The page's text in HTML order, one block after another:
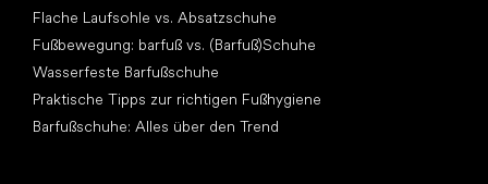
Flache Laufsohle vs. Absatzschuhe
Fußbewegung: barfuß vs. (Barfuß)Schuhe
Wasserfeste Barfußschuhe
Praktische Tipps zur richtigen Fußhygiene
Barfußschuhe: Alles über den Trend